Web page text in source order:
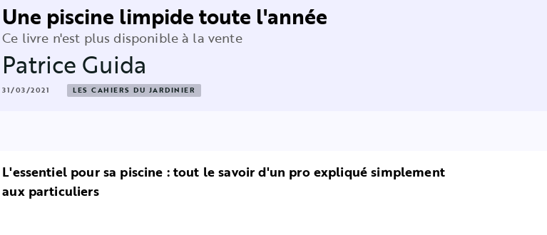
Une piscine limpide toute l'année
Ce livre n'est plus disponible à la vente
Patrice Guida
31/03/2021 LES CAHIERS DU JARDINIER
L'essentiel pour sa piscine : tout le savoir d'un pro expliqué simplement
aux particuliers